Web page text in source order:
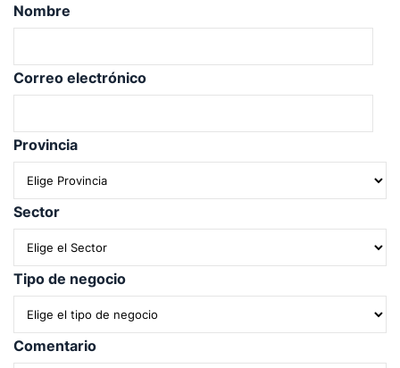
Nombre
Correo electrónico
Provincia
Sector
Tipo de negocio
Comentario